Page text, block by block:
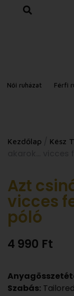
Női ruházat Férfi
Kezdőlap Kész
Azt
vicces
póló
4 990 Ft
Szabás: